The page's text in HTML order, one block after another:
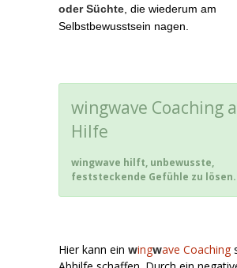
oder Süchte , die wiederum am
Selbstbewusstsein nagen.
wingwave Coaching
Hilfe
wingwave hilft, unbewusste,
feststeckende Gefühle zu lösen.
Hier kann ein wingwave Coaching